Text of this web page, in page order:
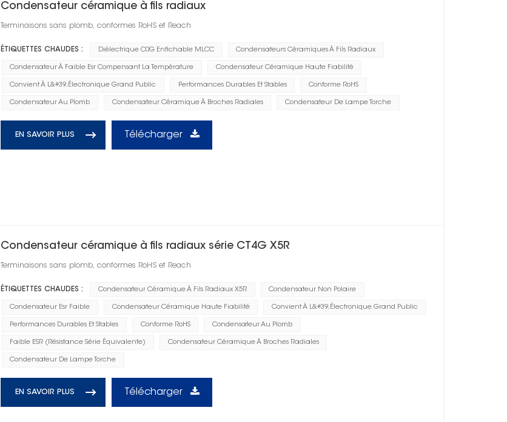
Condensateur céramique à fils radiaux
Terminaisons sans plomb, conformes RoHS et Reach
ÉTIQUETTES CHAUDES : Diélectrique C0G Enfichable MLCC Condensateurs Céramiques À Fils Radiaux
Condensateur À Faible Esr Compensant La Température Condensateur Céramique Haute Fiabilité
Convient À L&#39;électronique Grand Public Performances Durables Et Stables Conforme RoHS
Condensateur Au Plomb Condensateur Céramique À Broches Radiales Condensateur De Lampe Torche
EN SAVOIR PLUS Télécharger
Condensateur céramique à fils radiaux série CT4G X5R
Terminaisons sans plomb, conformes RoHS et Reach
ÉTIQUETTES CHAUDES : Condensateur Céramique À Fils Radiaux X5R Condensateur Non Polaire
Condensateur Esr Faible Condensateur Céramique Haute Fiabilité Convient À L&#39;électronique Grand Public
Performances Durables Et Stables Conforme RoHS Condensateur Au Plomb
Faible ESR (résistance Série Équivalente) Condensateur Céramique À Broches Radiales
Condensateur De Lampe Torche
EN SAVOIR PLUS Télécharger